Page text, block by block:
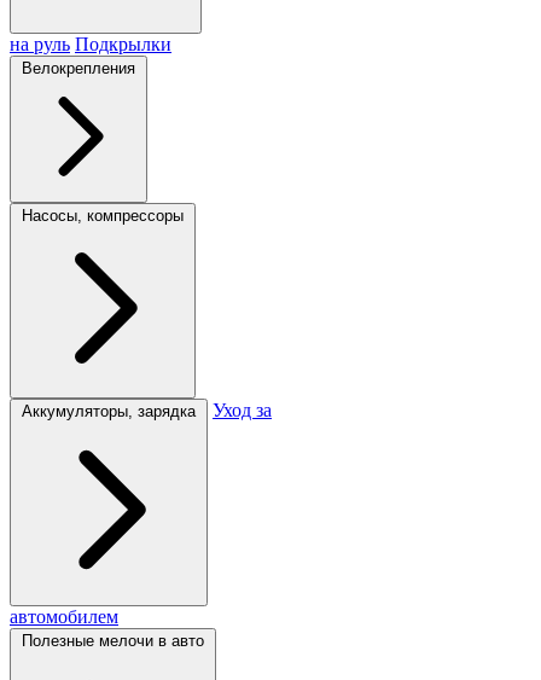
на руль Подкрылки
Велокрепления
Насосы, компрессоры
Аккумуляторы, зарядка Уход за
автомобилем
Полезные мелочи в авто